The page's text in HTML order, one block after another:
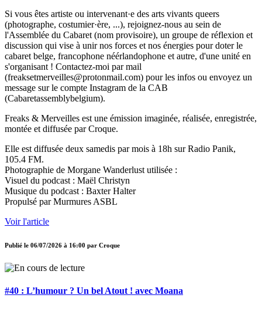
Si vous êtes artiste ou intervenant·e des arts vivants queers
(photographe, costumier·ère, ...), rejoignez-nous au sein de
l'Assemblée du Cabaret (nom provisoire), un groupe de réflexion et
discussion qui vise à unir nos forces et nos énergies pour doter le
cabaret belge, francophone néérlandophone et autre, d'une unité en
s'organisant ! Contactez-moi par mail
(freaksetmerveilles@protonmail.com) pour les infos ou envoyez un
message sur le compte Instagram de la CAB
(Cabaretassemblybelgium).
Freaks & Merveilles est une émission imaginée, réalisée, enregistrée,
montée et diffusée par Croque.
Elle est diffusée deux samedis par mois à 18h sur Radio Panik,
105.4 FM.
Photographie de Morgane Wanderlust utilisée :
Visuel du podcast : Maël Christyn
Musique du podcast : Baxter Halter
Propulsé par Murmures ASBL
Voir l'article
Publié le 06/07/2026 à 16:00 par Croque
#40 : L’humour ? Un bel Atout ! avec Moana